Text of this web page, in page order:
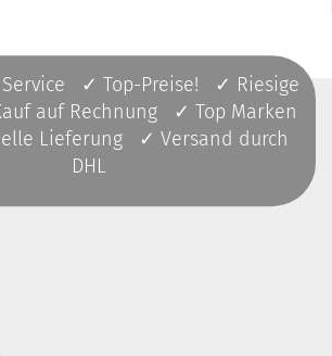
✓ Top-Preise! ✓ Riesige
auf Rechnung ✓ Top Marken
Lieferung ✓ Versand durch
DHL